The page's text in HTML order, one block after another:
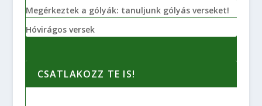
Megérkeztek a gólyák: tanuljunk gólyás verseket!
Hóvirágos versek
CSATLAKOZZ TE IS!